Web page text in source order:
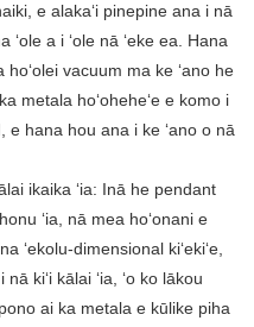
e alakaʻi pinepine ana i nā
ʻole a i ʻole nā ​​ʻeke ea. Hana
hoʻolei vacuum ma ke ʻano he
metala hoʻoheheʻe e komo i
e hana hou ana i ke ʻano o nā
ikaika ʻia: Inā he pendant
ʻia, nā mea hoʻonani e
ʻekolu-dimensional kiʻekiʻe,
kiʻi kālai ʻia, ʻo ko lākou
pono ai ka metala e kūlike piha